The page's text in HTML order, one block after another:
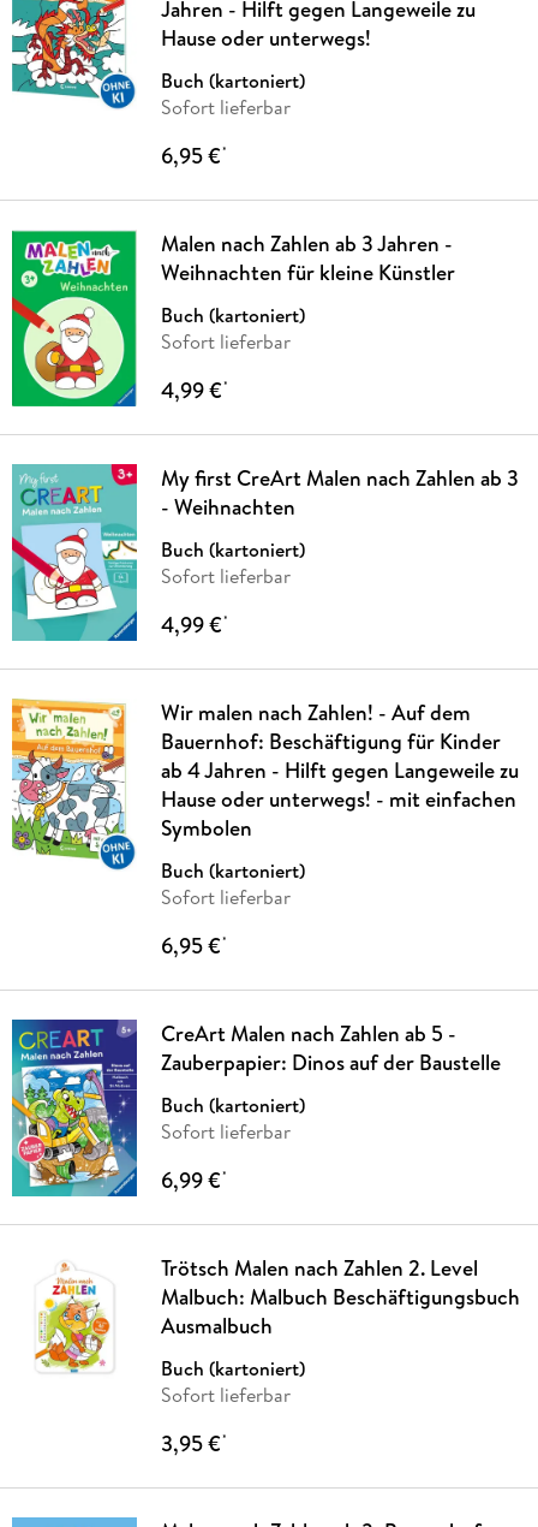
Jahren - Hilft gegen Langeweile zu
Hause oder unterwegs!
Buch (kartoniert)
Sofort lieferbar
6,95 €*
Malen nach Zahlen ab 3 Jahren -
Weihnachten für kleine Künstler
Buch (kartoniert)
Sofort lieferbar
4,99 €*
My first CreArt Malen nach Zahlen ab 3
- Weihnachten
Buch (kartoniert)
Sofort lieferbar
4,99 €*
Wir malen nach Zahlen! - Auf dem
Bauernhof: Beschäftigung für Kinder
ab 4 Jahren - Hilft gegen Langeweile zu
Hause oder unterwegs! - mit einfachen
Symbolen
Buch (kartoniert)
Sofort lieferbar
6,95 €*
CreArt Malen nach Zahlen ab 5 -
Zauberpapier: Dinos auf der Baustelle
Buch (kartoniert)
Sofort lieferbar
6,99 €*
Trötsch Malen nach Zahlen 2. Level
Malbuch: Malbuch Beschäftigungsbuch
Ausmalbuch
Buch (kartoniert)
Sofort lieferbar
3,95 €*